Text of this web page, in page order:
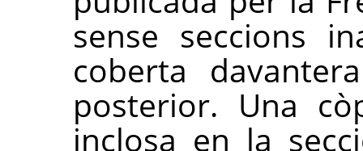
sense seccions
coberta
posterior. Una
inclosa en la